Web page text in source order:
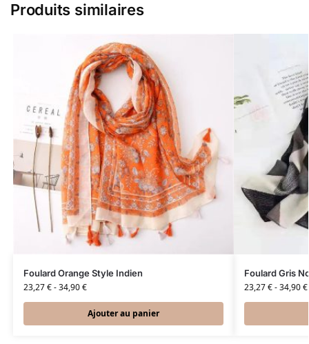
Produits similaires
Foulard Orange Style Indien
23,27€-34,90€
Ajouter au panier
Foulard Gris
23,27€-34,90€